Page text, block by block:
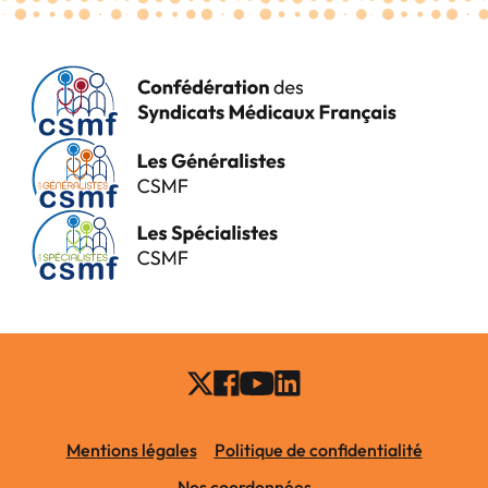
Mentions légales
Politique de confidentialité